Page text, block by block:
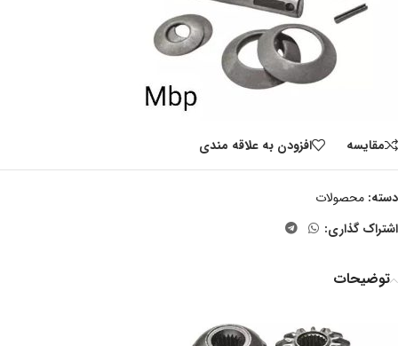
مقايسه افزودن به علاقه مندی
دسته: محصولات
اشتراک گذاری:
توضیحات